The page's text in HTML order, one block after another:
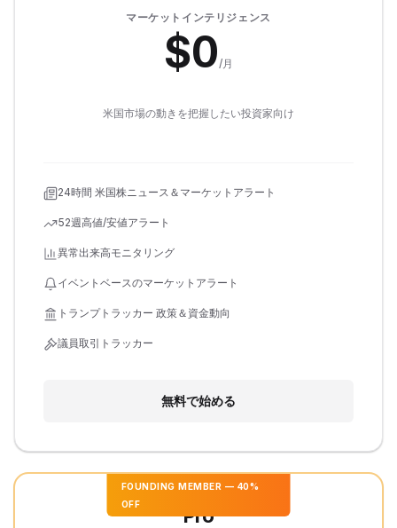
マーケットインテリジェンス
$0/月
米国市場の動きを把握したい投資家向け
24時間 米国株ニュース＆マーケットアラート
52週高値/安値アラート
異常出来高モニタリング
イベントベースのマーケットアラート
トランプトラッカー 政策＆資金動向
議員取引トラッカー
無料で始める
FOUNDING MEMBER — 40%
OFF
Pro